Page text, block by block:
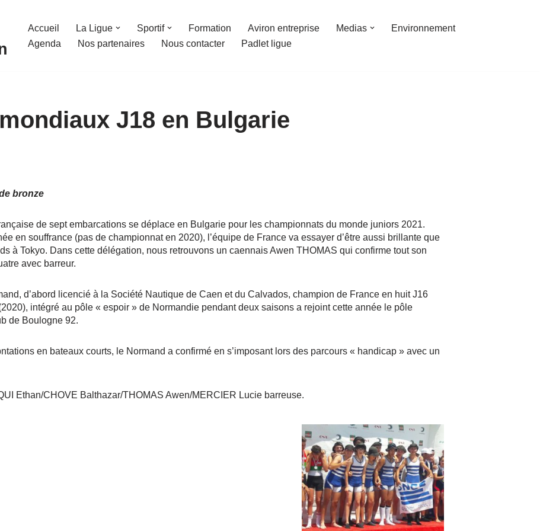
Accueil La Ligue Sportif Formation Aviron entreprise Medias
Environnement
Agenda
Nos partenaires Nous contacter Padlet ligue
J18 en Bulgarie
bronze
de sept embarcations se déplace en Bulgarie pour les championnats du monde juniors 2021.
en souffrance (pas de championnat en 2020), l’équipe de France va essayer d’être aussi brillante que
à Tokyo. Dans cette délégation, nous retrouvons un caennais Awen THOMAS qui confirme tout son
avec barreur.
d’abord licencié à la Société Nautique de Caen et du Calvados, champion de France en huit J16
intégré au pôle « espoir » de Normandie pendant deux saisons a rejoint cette année le pôle
de Boulogne 92.
en bateaux courts, le Normand a confirmé en s’imposant lors des parcours « handicap » avec un
Ethan/CHOVE Balthazar/THOMAS Awen/MERCIER Lucie barreuse.